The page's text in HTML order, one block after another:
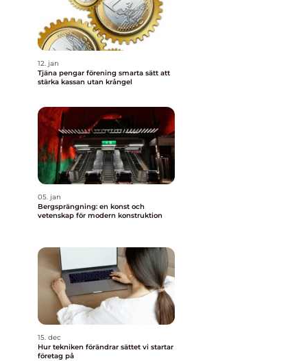
12. jan
Tjäna pengar förening smarta sätt att
stärka kassan utan krångel
05. jan
Bergsprängning: en konst och
vetenskap för modern konstruktion
15. dec
Hur tekniken förändrar sättet vi startar
företag på